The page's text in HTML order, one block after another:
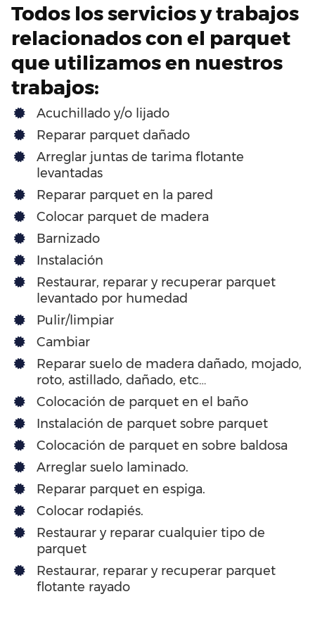
Todos los servicios y trabajos
relacionados con el parquet
que utilizamos en nuestros
trabajos:
Acuchillado y/o lijado
Reparar parquet dañado
Arreglar juntas de tarima flotante
levantadas
Reparar parquet en la pared
Colocar parquet de madera
Barnizado
Instalación
Restaurar, reparar y recuperar parquet
levantado por humedad
Pulir/limpiar
Cambiar
Reparar suelo de madera dañado, mojado,
roto, astillado, dañado, etc…
Colocación de parquet en el baño
Instalación de parquet sobre parquet
Colocación de parquet en sobre baldosa
Arreglar suelo laminado.
Reparar parquet en espiga.
Colocar rodapiés.
Restaurar y reparar cualquier tipo de
parquet
Restaurar, reparar y recuperar parquet
flotante rayado